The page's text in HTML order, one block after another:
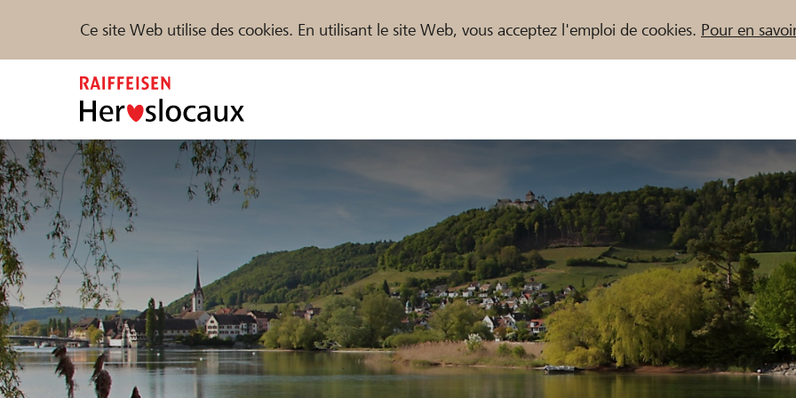
Ce site Web utilise des cookies. En utilisant le site Web, vous acceptez l'emploi de cookies. Pour en
Parrainer Soutien & assistance
Trouvez des projets et des organisations
DE FR IT